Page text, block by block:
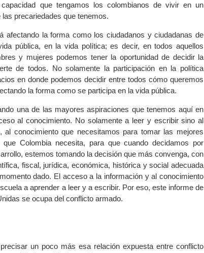
que tengamos los colombianos de vivir en un
precariedades que tenemos.
afectando la forma como los ciudadanos y ciudadanas de
pública, en la vida política; es decir, en todos aquellos
y mujeres podemos tener la oportunidad de decidir la
de todos. No solamente la participación en la política
en donde podemos decidir entre todos cómo queremos
la forma como se participa en la vida pública.
una de las mayores aspiraciones que tenemos aquí en
al conocimiento. No solamente a leer y escribir sino al
al conocimiento que necesitamos para tomar las mejores
Colombia necesita, para que cuando decidamos por
estemos tomando la decisión que más convenga, con
fiscal, jurídica, económica, histórica y social adecuada
dado. El acceso a la información y al conocimiento
a aprender a leer y a escribir. Por eso, este informe de
se ocupa del conflicto armado.
un poco más esa relación expuesta entre conflicto